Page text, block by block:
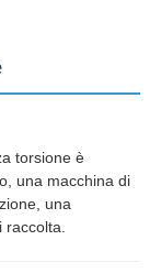
torsione è
una macchina di
una